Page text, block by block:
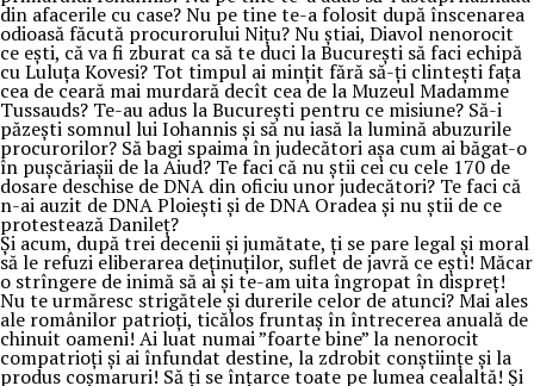
din afacerile cu case? Nu pe tine te-a folosit după înscenarea
odioasă făcută procurorului Nițu? Nu știai, Diavol nenorocit
ce ești, că va fi zburat ca să te duci la București să faci echipă
cu Luluța Kovesi? Tot timpul ai mințit fără să-ți clintești fața
cea de ceară mai murdară decît cea de la Muzeul Madamme
Tussauds? Te-au adus la București pentru ce misiune? Să-i
păzești somnul lui Iohannis și să nu iasă la lumină abuzurile
procurorilor? Să bagi spaima în judecători așa cum ai băgat-o
în pușcăriașii de la Aiud? Te faci că nu știi cei cu cele 170 de
dosare deschise de DNA din oficiu unor judecători? Te faci că
n-ai auzit de DNA Ploiești și de DNA Oradea și nu știi de ce
protestează Danileț?
Și acum, după trei decenii și jumătate, ți se pare legal și moral
să le refuzi eliberarea deținuților, suflet de javră ce ești! Măcar
o strîngere de inimă să ai și te-am uita îngropat în dispreț!
Nu te urmăresc strigătele și durerile celor de atunci? Mai ales
ale românilor patrioți, ticălos fruntaș în întrecerea anuală de
chinuit oameni! Ai luat numai ”foarte bine” la nenorocit
compatrioți și ai înfundat destine, la zdrobit conștiințe și la
produs coșmaruri! Să ți se înțarce toate pe lumea cealaltă! Și